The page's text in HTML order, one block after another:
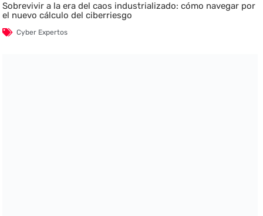
Sobrevivir a la era del caos industrializado: cómo navegar por
el nuevo cálculo del ciberriesgo
Cyber Expertos